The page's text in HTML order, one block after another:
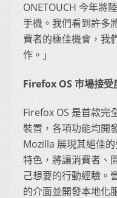
ONETOUCH 今年將
手機。我們看到許多
費者的極佳機會，我
作。」
Firefox OS 巿場接受
Firefox OS 是首款完
裝置，各項功能均開
Mozilla 展現其絕佳
特色，將讓消費者、
己想要的行動經驗。
的介面並開發本地化